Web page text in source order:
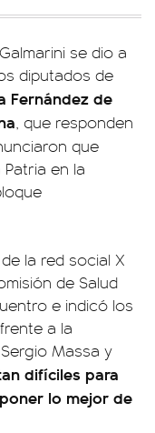
se dio a
diputados de
Fernández de
, que responden
que
en la
la red social X
de Salud
e indicó los
a la
Massa y
difíciles para
lo mejor de